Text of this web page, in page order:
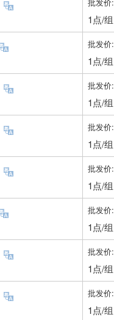
1点/组
批发价:
1点/组
批发价:
1点/组
批发价:
1点/组
批发价:
1点/组
批发价:
1点/组
批发价:
1点/组
批发价:
1点/组